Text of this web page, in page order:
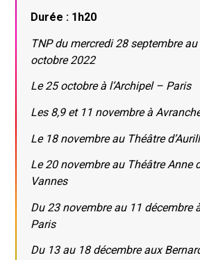
Durée : 1h20
TNP du mercredi 28 septembre
octobre 2022
Le 25 octobre à l’Archipel – Paris
Les 8,9 et 11 novembre à
Le 18 novembre au Théâtre
Le 20 novembre au Théâtre Anne
Vannes
Du 23 novembre au 11 décembre
Paris
Du 13 au 18 décembre aux